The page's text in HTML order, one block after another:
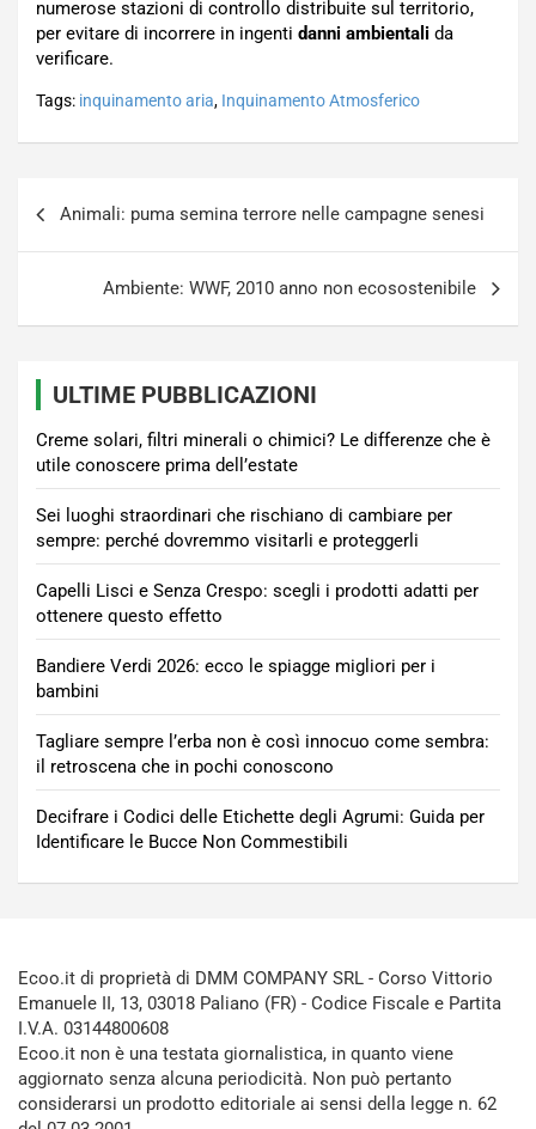
numerose stazioni di controllo distribuite sul territorio,
per evitare di incorrere in ingenti danni ambientali da
verificare.
Tags: inquinamento aria, Inquinamento Atmosferico
Animali: puma semina terrore nelle campagne senesi
Ambiente: WWF, 2010 anno non ecosostenibile
ULTIME PUBBLICAZIONI
Creme solari, filtri minerali o chimici? Le differenze che è
utile conoscere prima dell’estate
Sei luoghi straordinari che rischiano di cambiare per
sempre: perché dovremmo visitarli e proteggerli
Capelli Lisci e Senza Crespo: scegli i prodotti adatti per
ottenere questo effetto
Bandiere Verdi 2026: ecco le spiagge migliori per i
bambini
Tagliare sempre l’erba non è così innocuo come sembra:
il retroscena che in pochi conoscono
Decifrare i Codici delle Etichette degli Agrumi: Guida per
Identificare le Bucce Non Commestibili
Ecoo.it di proprietà di DMM COMPANY SRL - Corso Vittorio
Emanuele II, 13, 03018 Paliano (FR) - Codice Fiscale e Partita
I.V.A. 03144800608
Ecoo.it non è una testata giornalistica, in quanto viene
aggiornato senza alcuna periodicità. Non può pertanto
considerarsi un prodotto editoriale ai sensi della legge n. 62